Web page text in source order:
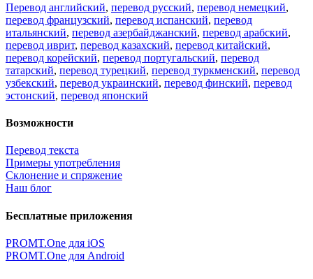
Перевод английский, перевод русский, перевод немецкий,
перевод французский, перевод испанский, перевод
итальянский, перевод азербайджанский, перевод арабский,
перевод иврит, перевод казахский, перевод китайский,
перевод корейский, перевод португальский, перевод
татарский, перевод турецкий, перевод туркменский, перевод
узбекский, перевод украинский, перевод финский, перевод
эстонский, перевод японский
Возможности
Перевод текста
Примеры употребления
Склонение и спряжение
Наш блог
Бесплатные приложения
PROMT.One для iOS
PROMT.One для Android